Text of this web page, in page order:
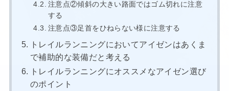
注意点②傾斜の大きい路面ではゴム切れに注意
する
注意点③足首をひねらない様に注意する
トレイルランニングにおいてアイゼンはあくま
で補助的な装備だと考える
トレイルランニングにオススメなアイゼン選び
のポイント